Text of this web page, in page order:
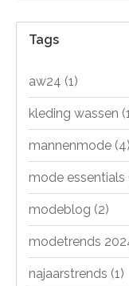
Tags
aw24 (1)
kleding wassen
mannenmode (4)
mode essentials
modeblog (2)
modetrends
najaarstrends (1)